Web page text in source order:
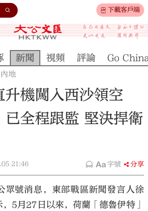
下載客戶端
新聞 視頻 評論 Go
內地
升機闖入西沙領空
已全程跟監 堅決捍衛
21:46 字號 分享
眾號消息，東部戰區新聞發言人徐
5月27日以來，荷蘭「德魯伊特」